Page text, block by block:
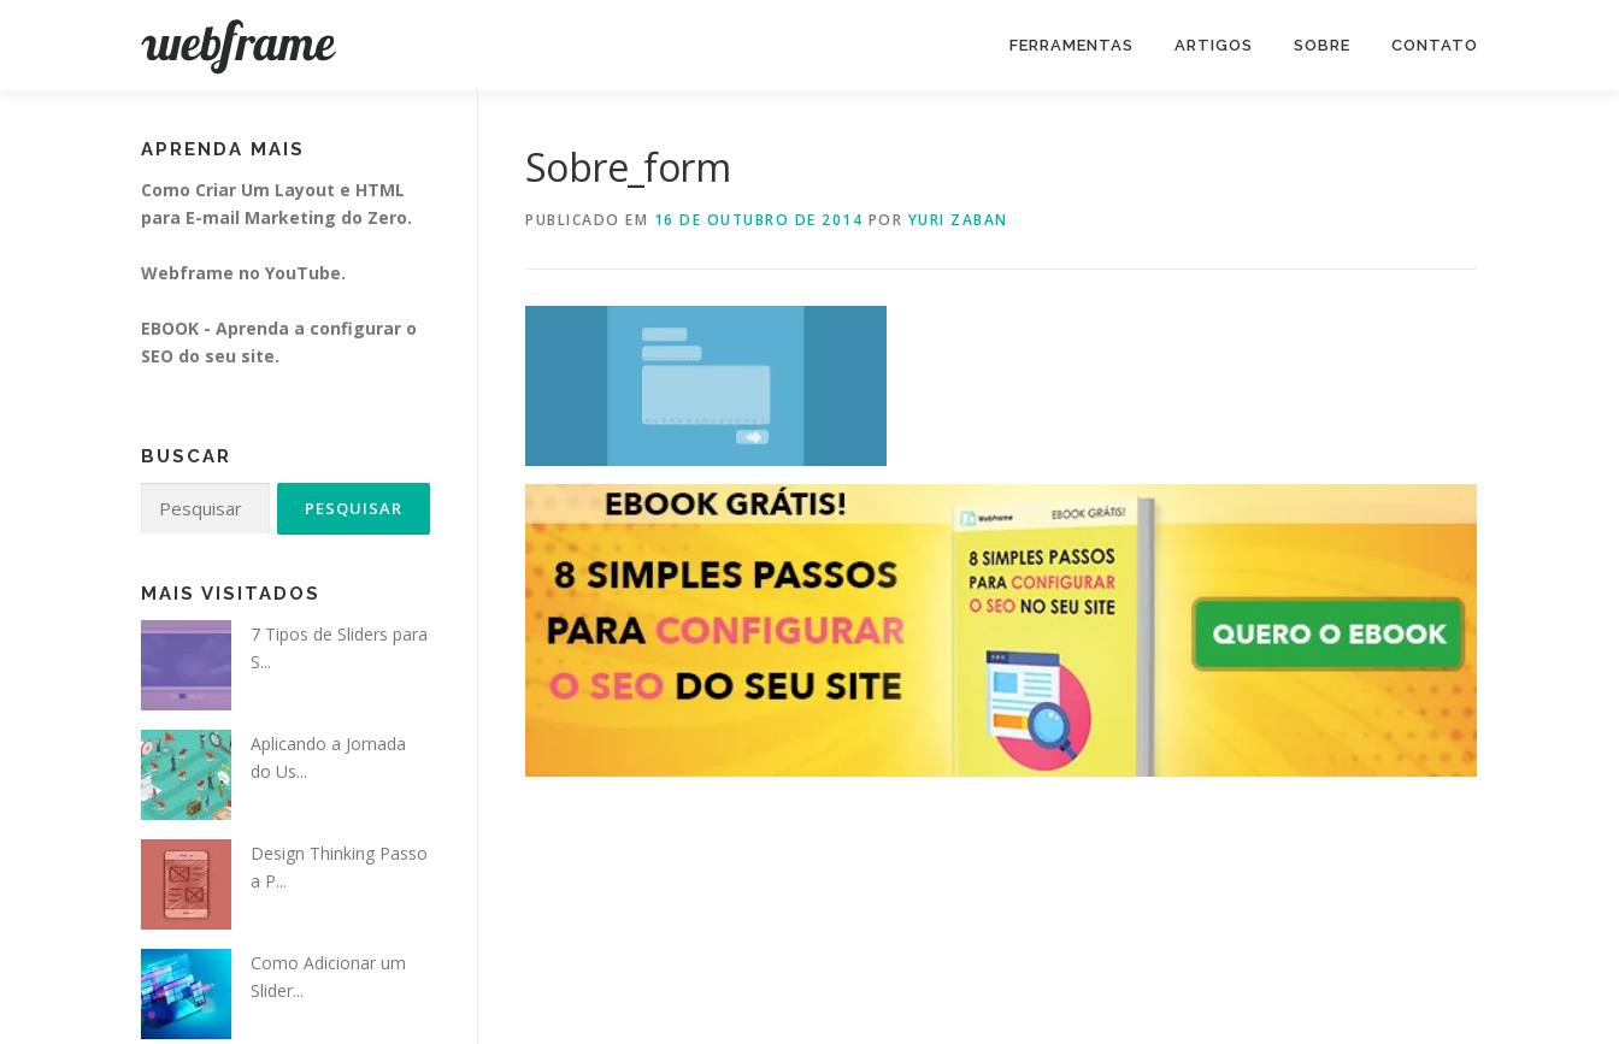
FERRAMENTAS ARTIGOS SOBRE CONTATO
Sobre_form
PUBLICADO EM 16 DE OUTUBRO DE 2014 POR YURI ZABAN
APRENDA MAIS
Como Criar Um Layout e HTML
para E-mail Marketing do Zero.
Webframe no YouTube.
EBOOK - Aprenda a configurar o
SEO do seu site.
BUSCAR
por:
MAIS VISITADOS
7 Tipos de Sliders para
S...
Aplicando a Jornada
do Us...
Design Thinking Passo
a P...
Como Adicionar um
Slider...